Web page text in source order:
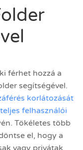
férhet hozzá a
segítségével.
korlátozását
felhasználói
Tökéletes több
el, hogy a
vagy privátak